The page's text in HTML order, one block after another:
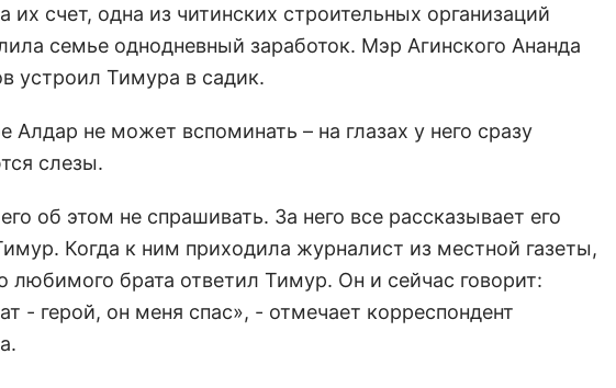
их счет, одна из читинских строительных организаций
семье однодневный заработок. Мэр Агинского Ананда
устроил Тимура в садик.
Алдар не может вспоминать – на глазах у него сразу
слезы.
об этом не спрашивать. За него все рассказывает его
Когда к ним приходила журналист из местной газеты,
любимого брата ответил Тимур. Он и сейчас говорит:
- герой, он меня спас», - отмечает корреспондент